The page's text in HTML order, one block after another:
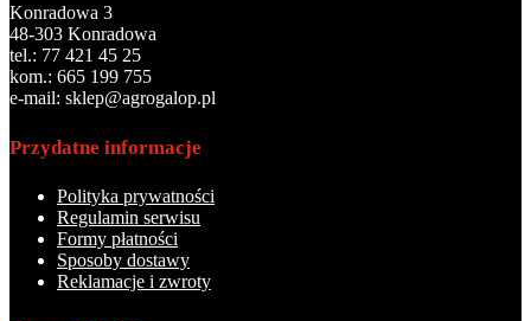
Konradowa 3
48-303 Konradowa
tel.: 77 421 45 25
kom.: 665 199 755
e-mail: sklep@agrogalop.pl
Przydatne informacje
Polityka prywatności
Regulamin serwisu
Formy płatności
Sposoby dostawy
Reklamacje i zwroty